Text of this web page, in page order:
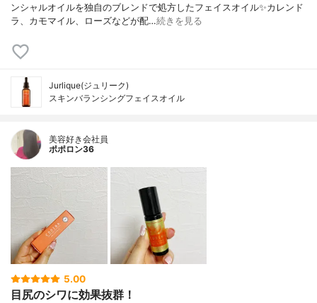
ンシャルオイルを独自のブレンドで処方したフェイスオイル✨カレンド
ラ、カモマイル、ローズなどが配…続きを見る
Jurlique(ジュリーク)
スキンバランシングフェイスオイル
美容好き会社員
ポポロン36
5.00
目尻のシワに効果抜群！